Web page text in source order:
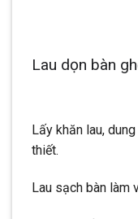
Lau dọn bàn
Lấy khăn lau,
thiết.
Lau sạch bàn làm